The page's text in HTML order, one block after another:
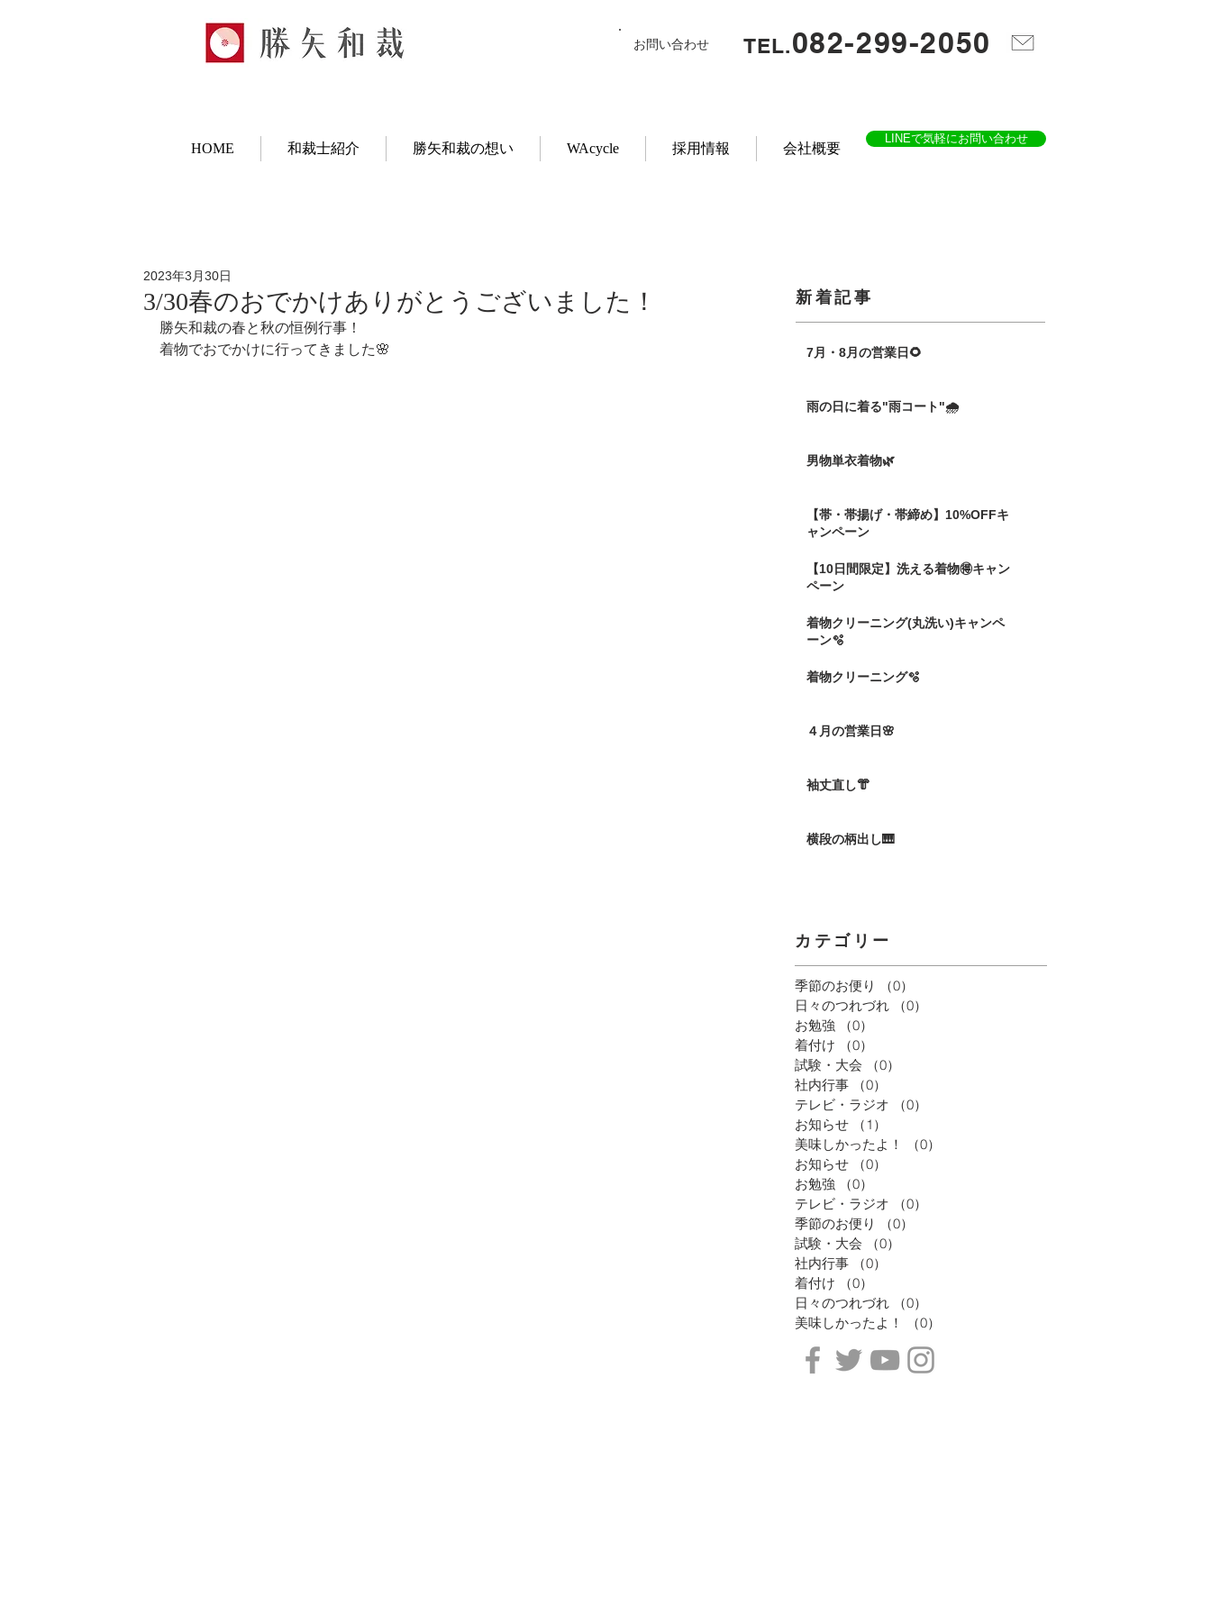
お問い合わせ TEL.082-299-2050
HOME 和裁士紹介 勝矢和裁の想い WAcycle 採用情報 会社概要
LINEで気軽にお問い合わせ
​新着記事
7月・8月の営業日🌻
雨の日に着る"雨コート"🌧️
男物単衣着物🌿
【帯・帯揚げ・帯締め】10%OFFキ
ャンペーン
【10日間限定】洗える着物🉐キャン
ペーン
着物クリーニング(丸洗い)キャンペ
ーン🫧
着物クリーニング🫧
４月の営業日🌸
袖丈直し👘
横段の柄出し🎹
カテゴリー
季節のお便り （0）
日々のつれづれ
（0）
お勉強
（0）
着付け
（0）
試験・大会
（0）
社内行事
（0）
テレビ・ラジオ
（0）
お知らせ
（1）
美味しかったよ！
（0）
お知らせ
（0）
お勉強
（0）
テレビ・ラジオ
（0）
季節のお便り
（0）
試験・大会
（0）
社内行事
（0）
着付け
（0）
日々のつれづれ
（0）
美味しかったよ！
（0）
3/30春のおでかけありがとうございました！
2023年3月30日
勝矢和裁の春と秋の恒例行事！
着物でおでかけに行ってきました🌸